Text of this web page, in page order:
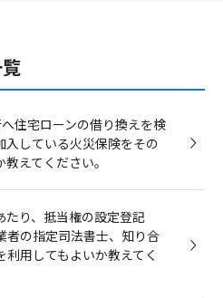
住宅ローンの借り換えを検
入している火災保険をその
えてください。
たり、抵当権の設定登記
者の指定司法書士、知り合
用してもよいか教えてく